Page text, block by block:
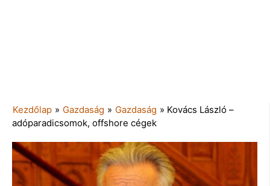
Kezdőlap » Gazdaság » Gazdaság » Kovács László –
adóparadicsomok, offshore cégek